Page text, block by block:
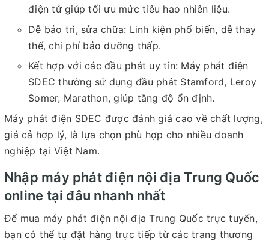
điện tử giúp tối ưu mức tiêu hao nhiên liệu.
Dễ bảo trì, sửa chữa: Linh kiện phổ biến, dễ thay
thế, chi phí bảo dưỡng thấp.
Kết hợp với các đầu phát uy tín: Máy phát điện
SDEC thường sử dụng đầu phát Stamford, Leroy
Somer, Marathon, giúp tăng độ ổn định.
Máy phát điện SDEC được đánh giá cao về chất lượng,
giá cả hợp lý, là lựa chọn phù hợp cho nhiều doanh
nghiệp tại Việt Nam.
Nhập máy phát điện nội địa Trung Quốc
online tại đâu nhanh nhất
Để mua máy phát điện nội địa Trung Quốc trực tuyến,
bạn có thể tự đặt hàng trực tiếp từ các trang thương